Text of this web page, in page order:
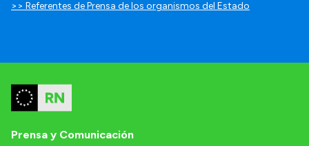
>> Referentes de Prensa de los organismos del Estado
Prensa y Comunicación